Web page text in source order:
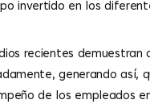
invertido en los
recientes
generando
de los empleados